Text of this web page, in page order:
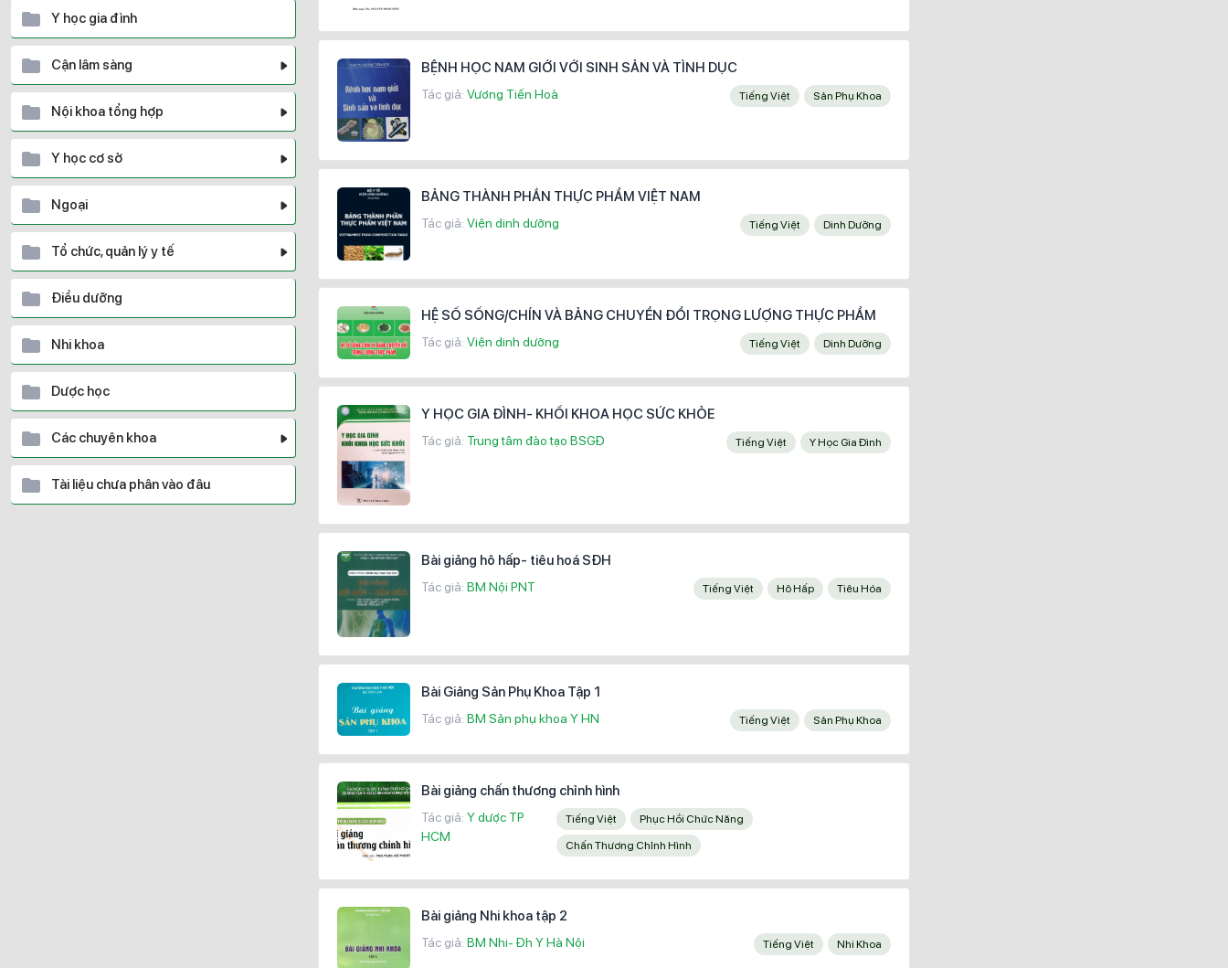
Y học gia đình
Cận lâm sàng
Nội khoa tổng hợp
Y học cơ sở
Ngoại
Tổ chức, quản lý y tế
Điều dưỡng
Nhi khoa
Dược học
Các chuyên khoa
Tài liệu chưa phân vào đâu
BỆNH HỌC NAM GIỚI VỚI SINH SẢN VÀ TÌNH DỤC
Tác giả: Vương Tiến Hoà Tiếng Việt Sản Phụ Khoa
BẢNG THÀNH PHẦN THỰC PHẨM VIỆT NAM
Tác giả: Viện dinh dưỡng Tiếng Việt Dinh Dưỡng
HỆ SỐ SỐNG/CHÍN VÀ BẢNG CHUYỂN ĐỔI TRỌNG LƯỢNG THỰC PHẨM
Tác giả: Viện dinh dưỡng Tiếng Việt Dinh Dưỡng
Y HỌC GIA ĐÌNH- KHỐI KHOA HỌC SỨC KHỎE
Tác giả: Trung tâm đào tạo BSGĐ Tiếng Việt Y Học Gia Đình
Bài giảng hô hấp- tiêu hoá SĐH
Tác giả: BM Nội PNT Tiếng Việt Hô Hấp Tiêu Hóa
Bài Giảng Sản Phụ Khoa Tập 1
Tác giả: BM Sản phụ khoa Y HN Tiếng Việt Sản Phụ Khoa
Bài giảng chấn thương chỉnh hình
Tác giả: Y dược TP
HCM
Tiếng Việt Phục Hồi Chức Năng
Chấn Thương Chỉnh Hình
Bài giảng Nhi khoa tập 2
Tác giả: BM Nhi- Đh Y Hà Nội Tiếng Việt Nhi Khoa